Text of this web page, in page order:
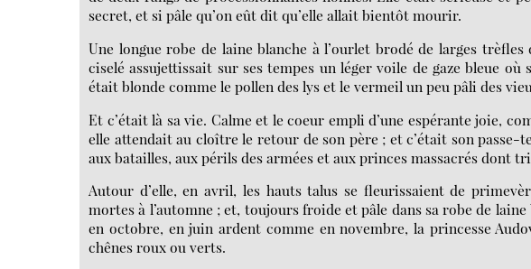
secret, et si pâle qu’on eût dit qu’elle allait bientôt mourir.
Une longue robe de laine blanche à l’ourlet brodé de larges
ciselé assujettissait sur ses tempes un léger voile de gaze bleue où
était blonde comme le pollen des lys et le vermeil un peu pâli des
Et c’était là sa vie. Calme et le coeur empli d’une espérante joie,
elle attendait au cloître le retour de son père ; et c’était son passe-
aux batailles, aux périls des armées et aux princes massacrés dont
Autour d’elle, en avril, les hauts talus se fleurissaient de
mortes à l’automne ; et, toujours froide et pâle dans sa robe de
en octobre, en juin ardent comme en novembre, la princesse
chênes roux ou verts.